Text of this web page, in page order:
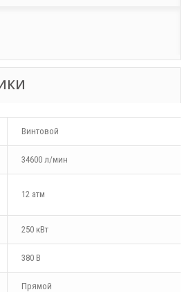
Винтовой
34600 л/мин
12 атм
250 кВт
380 В
Прямой